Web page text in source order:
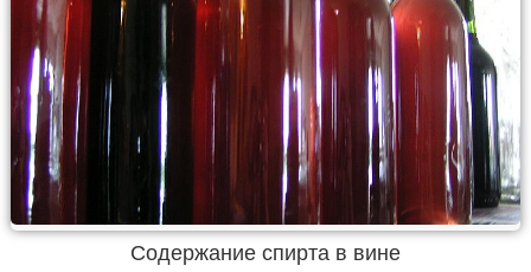
Содержание спирта в вине